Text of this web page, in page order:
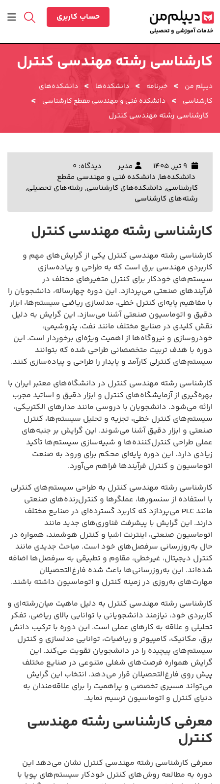
به
محتوا
حساب کاربری
کارشناسی رشته مهندسی کنترل
دیپلم من > خبرنامه > دانشکده‌ها > دانشکده‌های
کارشناسی
> دانشکده فنی و مهندسی مقطع کارشناسی >
کارشناسی رشته مهندسی کنترل
مدیر
دیدگاه: 0
دانشکده‌ها, دانشکده فنی و مهندسی مقطع
کارشناسی, دانشکده‌های کارشناسی, رشته‌های تحصیلی,
رشته‌های کارشناسی
کارشناسی رشته مهندسی کنترل
کارشناسی رشته مهندسی کنترل یکی از گرایش‌های مهم و
کاربردی مهندسی برق است که به طراحی و پیاده‌سازی
سیستم‌های خودکار برای کنترل متغیرهای مختلف در
فرآیندهای صنعتی می‌پردازد. این دوره چهارساله، دانشجویان را
با مفاهیم پایه‌ای کنترل خطی، مدلسازی ریاضی سیستم‌ها، ابزار
دقیق و اتوماسیون صنعتی آشنا می‌سازد. این گرایش به دلیل
نقش کلیدی در صنایع مختلف مانند نفت، پتروشیمی،
خودروسازی و نیروگاه‌ها از اهمیت ویژه‌ای برخوردار است. این
دوره با هدف تربیت متخصصانی طراحی شده که بتوانند
سیستم‌های کنترلی کارآمد و پایدار را طراحی و پیاده‌سازی کنند.
کارشناسی رشته مهندسی کنترل در دانشگاه‌های معتبر ایران با
بهره‌گیری از آزمایشگاه‌های کنترل و ابزار دقیق و اساتید مجرب
ارائه می‌شود. دانشجویان با دروسی مانند مدارهای الکتریکی،
سیستم‌های کنترل خطی، تجزیه و تحلیل سیستم‌ها، کنترل
صنعتی و ابزار دقیق آشنا می‌شوند. این گرایش بر جنبه‌های
عملی طراحی کنترل‌کننده‌ها و شبیه‌سازی سیستم‌ها تأکید
زیادی دارد. این دوره پایه‌ای محکم برای ورود به صنعت
اتوماسیون و کنترل فرآیندها فراهم می‌آورد.
کارشناسی رشته مهندسی کنترل به طراحی سیستم‌های کنترلی
با استفاده از سنسورها، عملگرها و کنترل‌رنده‌های صنعتی
مانند PLC می‌پردازد که کاربرد گسترده‌ای در صنایع مختلف
دارند. این گرایش با پیشرفت فناوری‌های جدید مانند
اتوماسیون صنعتی، اینترنت اشیا و کنترل هوشمند، همواره در
حال به‌روزرسانی سرفصل‌های خود است. مباحث جدیدی مانند
کنترل دیجیتال، غیرخطی، مقاوم و تطبیقی به سرفصل‌ها اضافه
شده‌اند. این به‌روزرسانی‌ها باعث شده فارغ‌التحصیلان
مهارت‌های به‌روزی در زمینه کنترل و اتوماسیون داشته باشند.
کارشناسی رشته مهندسی کنترل به دلیل ماهیت میان‌رشته‌ای و
کاربردی خود، نیازمند دانشجویانی با توانایی بالای ریاضی، تفکر
تحلیلی و علاقه به کارهای عملی است. این دوره با ترکیب دانش
برق، مکانیک، کامپیوتر و ریاضیات، توانایی مدلسازی و کنترل
سیستم‌های پیچیده را در دانشجویان تقویت می‌کند. این
گرایش همواره فرصت‌های شغلی متنوعی در صنایع مختلف
پیش روی فارغ‌التحصیلان قرار می‌دهد. انتخاب این گرایش
می‌تواند مسیری تخصصی و پراهمیت را برای علاقه‌مندان به
دنیای کنترل و اتوماسیون ترسیم نماید.
معرفی کارشناسی رشته مهندسی
کنترل
معرفی کارشناسی رشته مهندسی کنترل نشان می‌دهد این
دوره به مطالعه روش‌های کنترل خودکار سیستم‌های پویا با